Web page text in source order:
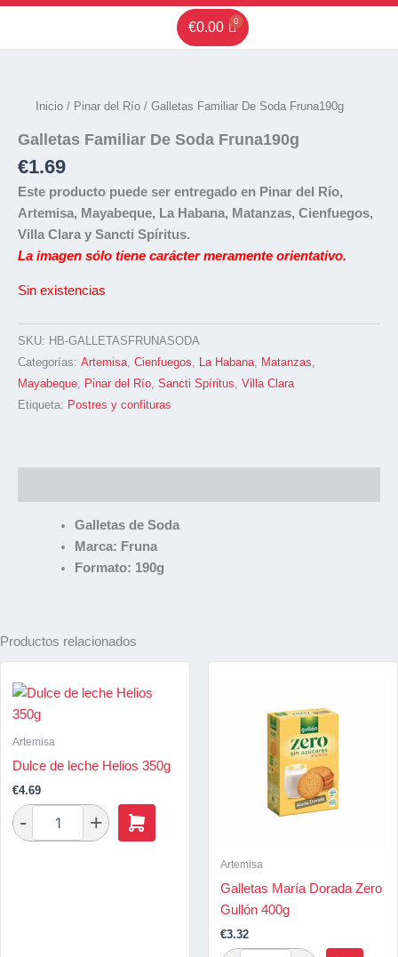
Ir
€0.00
Inicio / Pinar del Río / Galletas Familiar De Soda Fruna190g
Galletas Familiar De Soda Fruna190g
€1.69
Este producto puede ser entregado en Pinar del Río,
Artemisa, Mayabeque, La Habana, Matanzas, Cienfuegos,
Villa Clara y Sancti Spíritus.
La imagen sólo tiene carácter meramente orientativo.
Sin existencias
SKU: HB-GALLETASFRUNASODA
Categorías: Artemisa Cienfuegos La Habana Matanzas
Mayabeque
Pinar del Río Sancti Spíritus Villa Clara
Etiqueta: Postres y confituras
Galletas de Soda
Marca: Fruna
Formato: 190g
Productos relacionados
Artemisa
Dulce de leche Helios 350g
€4.69
Artemisa
Galletas María Dorada Zero
Gullón 400g
€3.32